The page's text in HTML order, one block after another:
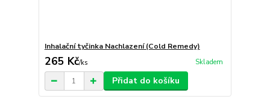
Inhalační tyčinka Nachlazení (Cold Remedy)
265 Kč/ks Skladem
Přidat do košíku